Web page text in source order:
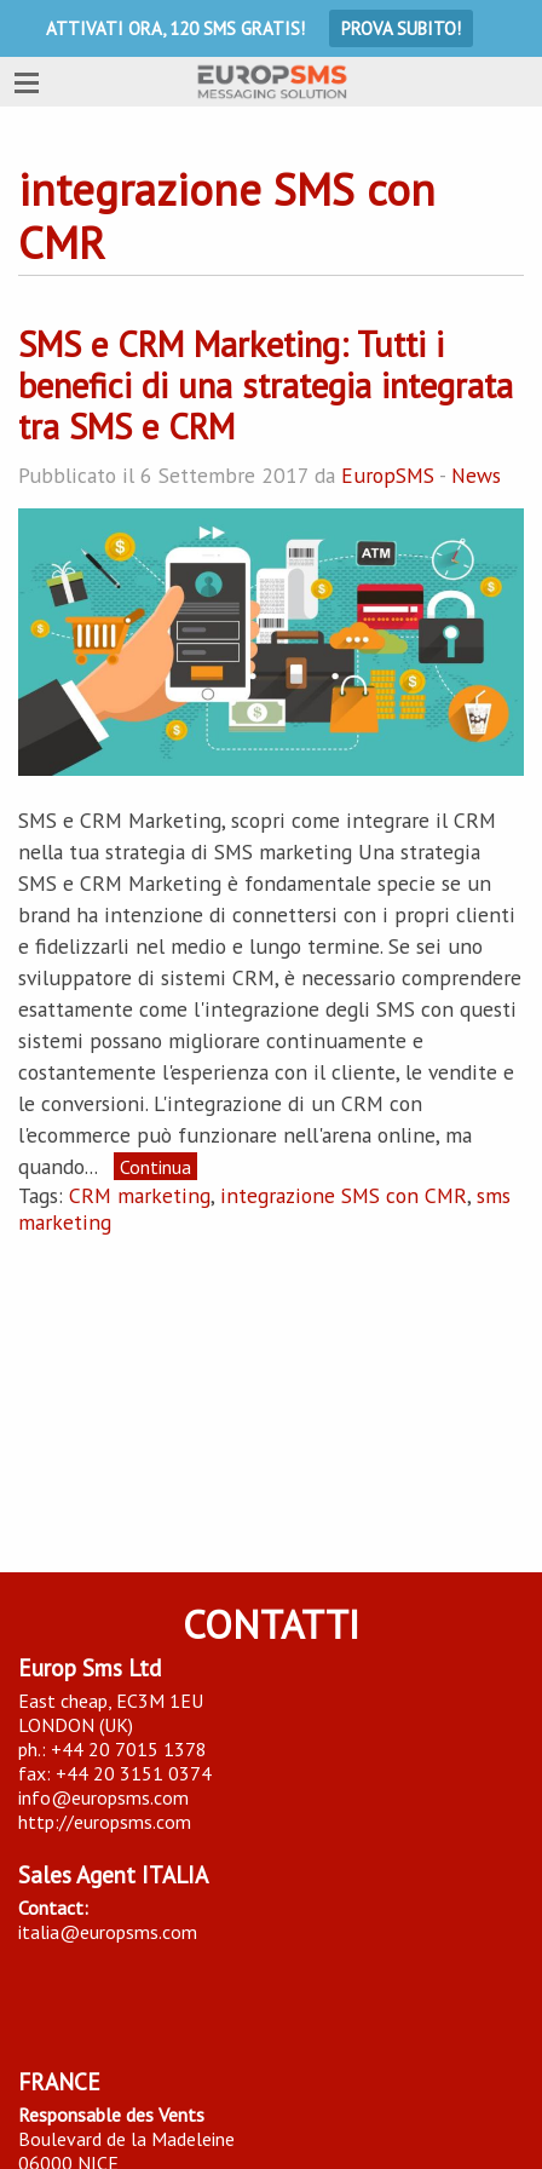
ATTIVATI ORA, 120 SMS GRATIS! PROVA SUBITO!
integrazione SMS con
CMR
SMS e CRM Marketing: Tutti i
benefici di una strategia integrata
tra SMS e CRM
Pubblicato il 6 Settembre 2017 da EuropSMS - News
SMS e CRM Marketing, scopri come integrare il CRM
nella tua strategia di SMS marketing Una strategia
SMS e CRM Marketing è fondamentale specie se un
brand ha intenzione di connettersi con i propri clienti
e fidelizzarli nel medio e lungo termine. Se sei uno
sviluppatore di sistemi CRM, è necessario comprendere
esattamente come l'integrazione degli SMS con questi
sistemi possano migliorare continuamente e
costantemente l'esperienza con il cliente, le vendite e
le conversioni. L'integrazione di un CRM con
l'ecommerce può funzionare nell'arena online, ma
quando...
Continua
Tags: CRM marketing, integrazione SMS con CMR, sms
marketing
CONTATTI
Europ Sms Ltd
East cheap, EC3M 1EU
LONDON (UK)
ph.: +44 20 7015 1378
fax: +44 20 3151 0374
info@europsms.com
http://europsms.com
Sales Agent ITALIA
Contact:
italia@europsms.com
FRANCE
Responsable des Vents
Boulevard de la Madeleine
06000 NICE